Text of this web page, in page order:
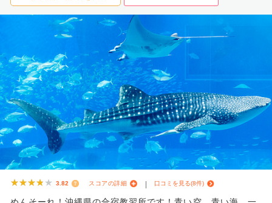
★★★★★
★★★★★ 3.82 スコアの詳細 口コミを見る(8件)